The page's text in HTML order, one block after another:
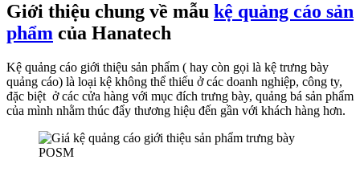
Giới thiệu chung về mẫu kệ quảng cáo sản
phẩm của Hanatech
Kệ quảng cáo giới thiệu sản phẩm ( hay còn gọi là kệ trưng bày
quảng cáo) là loại kệ không thể thiếu ở các doanh nghiệp, công ty,
đặc biệt ở các cửa hàng với mục đích trưng bày, quảng bá sản phẩm
của mình nhằm thúc đẩy thương hiệu đến gần với khách hàng hơn.